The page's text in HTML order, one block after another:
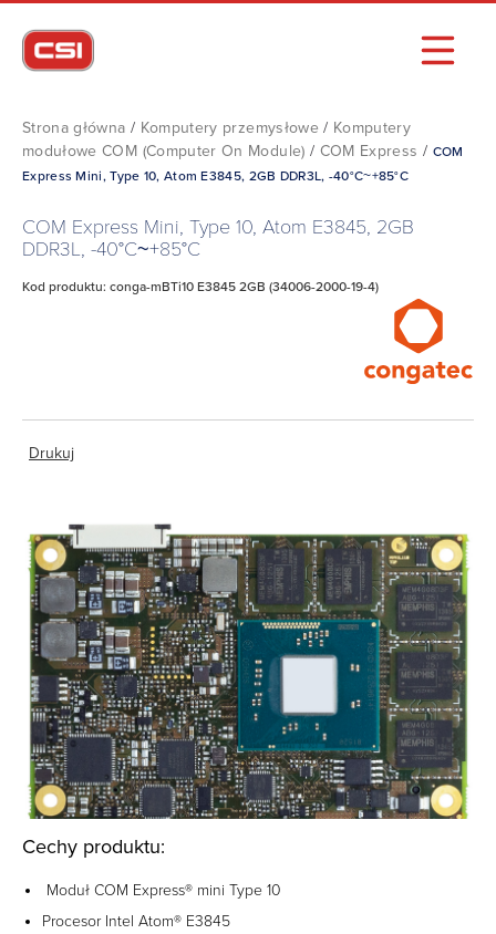
Strona główna / Komputery przemysłowe / Komputery
modułowe COM (Computer On Module) / COM Express / COM
Express Mini, Type 10, Atom E3845, 2GB DDR3L, -40°C~+85°C
COM Express Mini, Type 10, Atom E3845, 2GB
DDR3L, -40°C~+85°C
Kod produktu: conga-mBTi10 E3845 2GB (34006-2000-19-4)
Drukuj
Cechy produktu:
Moduł COM Express® mini Type 10
Procesor Intel Atom® E3845